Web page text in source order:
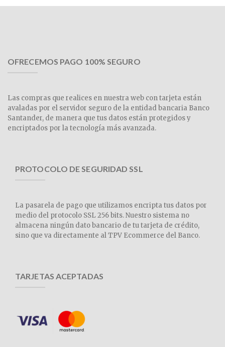
OFRECEMOS PAGO 100% SEGURO
Las compras que realices en nuestra web con tarjeta están
avaladas por el servidor seguro de la entidad bancaria Banco
Santander, de manera que tus datos están protegidos y
encriptados por la tecnología más avanzada.
PROTOCOLO DE SEGURIDAD SSL
La pasarela de pago que utilizamos encripta tus datos por
medio del protocolo SSL 256 bits. Nuestro sistema no
almacena ningún dato bancario de tu tarjeta de crédito,
sino que va directamente al TPV Ecommerce del Banco.
TARJETAS ACEPTADAS